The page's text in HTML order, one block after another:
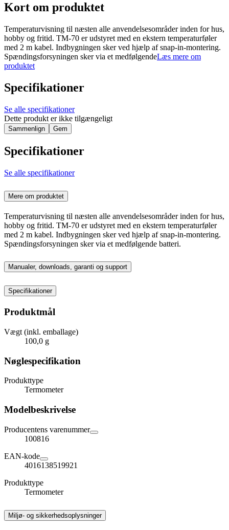
Kort om produktet
Temperaturvisning til næsten alle anvendelsesområder inden for hus,
hobby og fritid. TM-70 er udstyret med en ekstern temperaturføler
med 2 m kabel. Indbygningen sker ved hjælp af snap-in-montering.
Spændingsforsyningen sker via et medfølgendeLæs mere om
produktet
Specifikationer
Se alle specifikationer
Dette produkt er ikke tilgængeligt
Sammenlign Gem
Specifikationer
Se alle specifikationer
Mere om produktet
Temperaturvisning til næsten alle anvendelsesområder inden for hus,
hobby og fritid. TM-70 er udstyret med en ekstern temperaturføler
med 2 m kabel. Indbygningen sker ved hjælp af snap-in-montering.
Spændingsforsyningen sker via et medfølgende batteri.
Manualer, downloads, garanti og support
Specifikationer
Produktmål
Vægt (inkl. emballage)
100,0 g
Nøglespecifikation
Produkttype
Termometer
Modelbeskrivelse
Producentens varenummer
100816
EAN-kode
4016138519921
Produkttype
Termometer
Miljø- og sikkerhedsoplysninger